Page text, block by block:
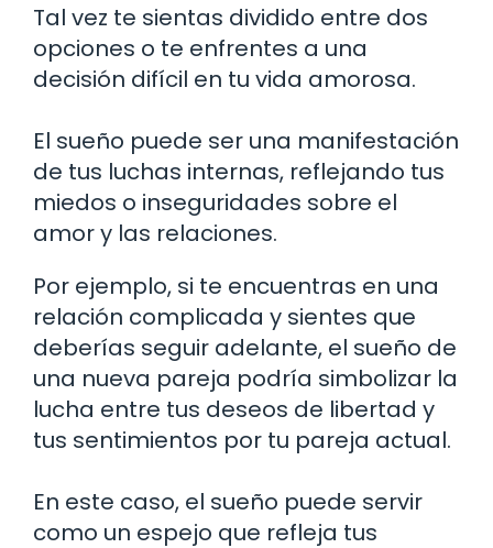
Tal vez te sientas dividido entre dos
opciones o te enfrentes a una
decisión difícil en tu vida amorosa.
El sueño puede ser una manifestación
de tus luchas internas, reflejando tus
miedos o inseguridades sobre el
amor y las relaciones.
Por ejemplo, si te encuentras en una
relación complicada y sientes que
deberías seguir adelante, el sueño de
una nueva pareja podría simbolizar la
lucha entre tus deseos de libertad y
tus sentimientos por tu pareja actual.
En este caso, el sueño puede servir
como un espejo que refleja tus